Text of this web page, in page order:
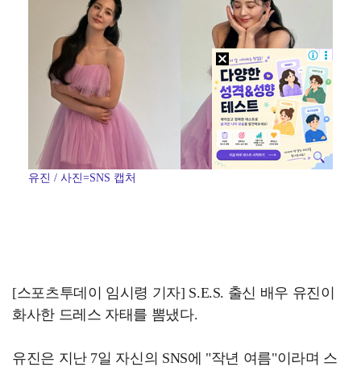
유진 / 사진=SNS 캡처
[스포츠투데이 임시령 기자] S.E.S. 출신 배우 유진이
화사한 드레스 자태를 뽐냈다.
유진은 지난 7일 자신의 SNS에 "작년 여름"이라며 스